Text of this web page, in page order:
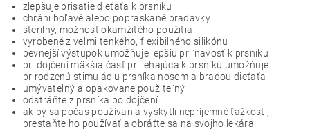
zlepšuje prisatie dieťaťa k prsníku
chráni boľavé alebo popraskané bradavky
sterilný, možnosť okamžitého použitia
vyrobené z veľmi tenkého, flexibilného silikónu
pevnejší výstupok umožňuje lepšiu priľnavosť k prsníku
pri dojčení mäkšia časť priliehajúca k prsníku umožňuje
prirodzenú stimuláciu prsníka nosom a bradou dieťaťa
umývateľný a opakovane použiteľný
odstráňte z prsníka po dojčení
ak by sa počas používania vyskytli nepríjemné ťažkosti,
prestaňte ho používať a obráťte sa na svojho lekára.